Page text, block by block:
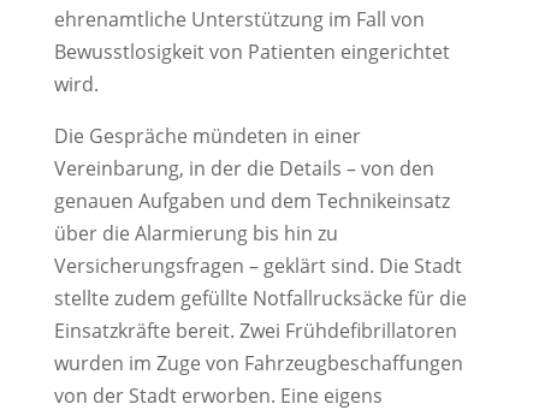
ehrenamtliche Unterstützung im Fall von
Bewusstlosigkeit von Patienten eingerichtet
wird.
Die Gespräche mündeten in einer
Vereinbarung, in der die Details – von den
genauen Aufgaben und dem Technikeinsatz
über die Alarmierung bis hin zu
Versicherungsfragen – geklärt sind. Die Stadt
stellte zudem gefüllte Notfallrucksäcke für die
Einsatzkräfte bereit. Zwei Frühdefibrillatoren
wurden im Zuge von Fahrzeugbeschaffungen
von der Stadt erworben. Eine eigens